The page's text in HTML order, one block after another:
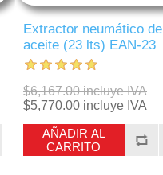
Extractor neumático de
aceite (23 lts) EAN-23
$6,167.00 incluye IVA
$5,770.00 incluye IVA
AÑADIR AL
CARRITO